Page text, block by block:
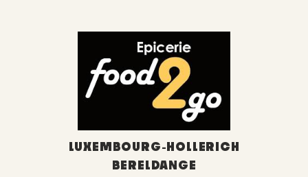
LUXEMBOURG-HOLLERICH
BERELDANGE